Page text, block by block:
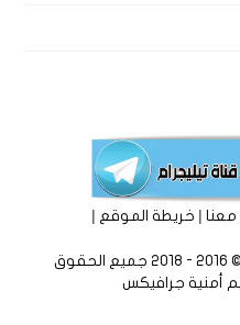
معنا|خريطة الموقع |
موقع ( لا ) الأخباري المستقل © 2016 - 2018 جميع الحقوق
أمنية جرافيكس